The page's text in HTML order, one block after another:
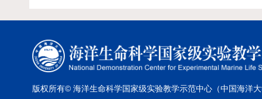
版权所有© 海洋生命科学国家级实验教学示范中心（中国海洋